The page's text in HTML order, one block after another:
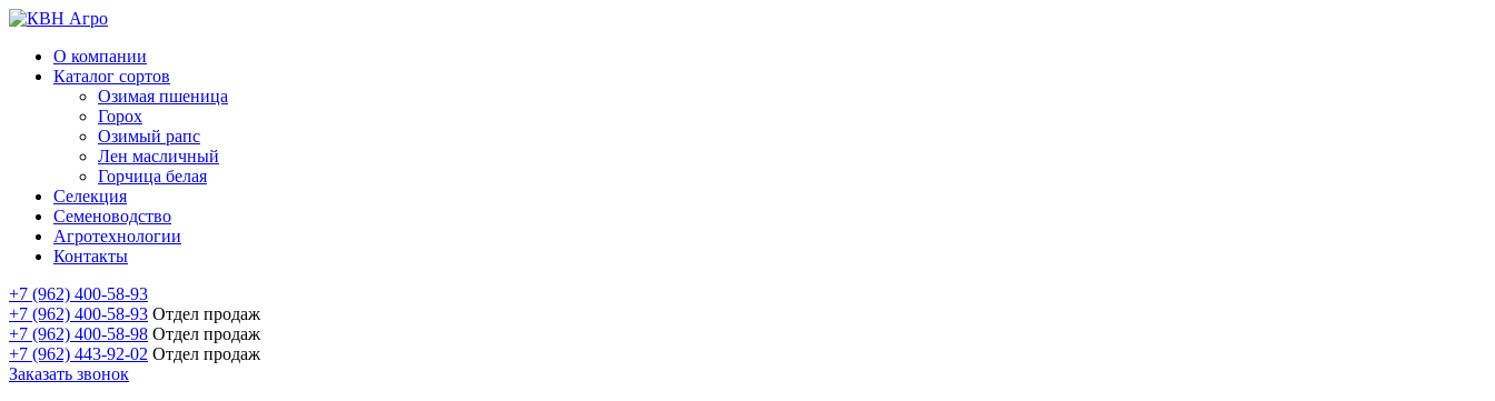
О компании
Каталог сортов
Озимая пшеница
Горох
Озимый рапс
Лен масличный
Горчица белая
Селекция
Семеноводство
Агротехнологии
Контакты
+7 (962) 400-58-93
+7 (962) 400-58-93 Отдел продаж
+7 (962) 400-58-98 Отдел продаж
+7 (962) 443-92-02 Отдел продаж
Заказать звонок